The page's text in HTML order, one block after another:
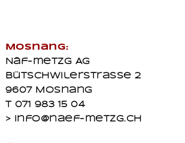
Mosnang:
Näf-metzg AG
Bütschwilerstrasse 2
9607 Mosnang
T 071 983 15 04
> info@naef-metzg.ch